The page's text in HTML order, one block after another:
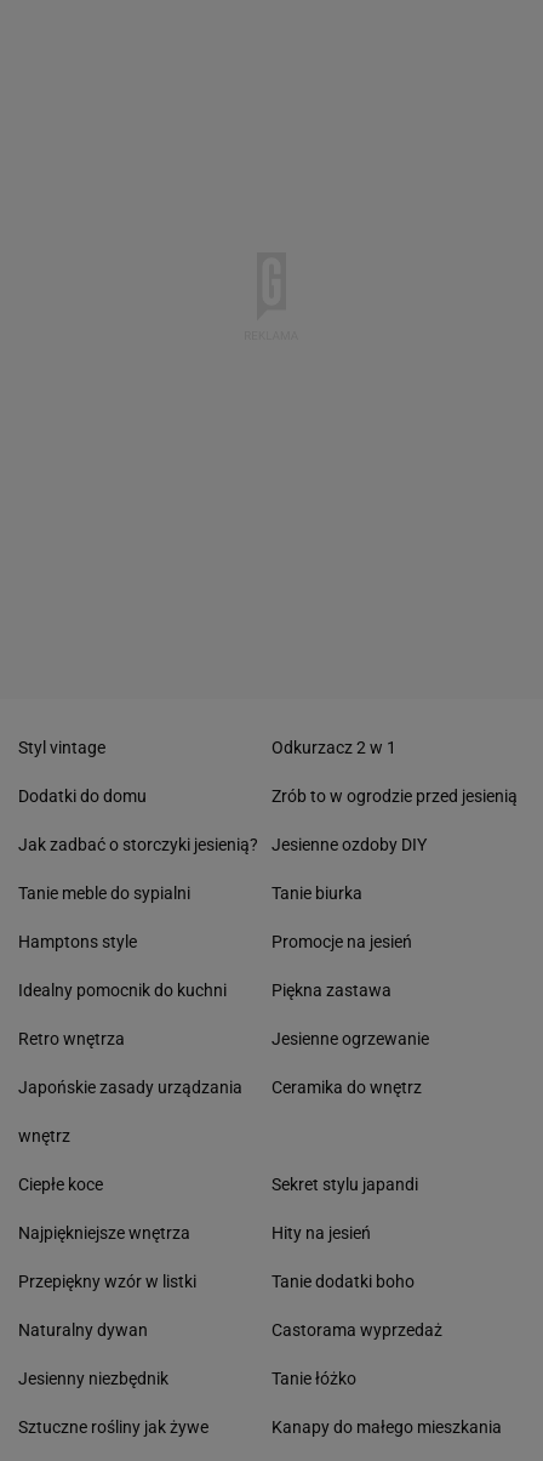
Styl vintage
Dodatki do domu
Jak zadbać o storczyki jesienią?
Tanie meble do sypialni
Hamptons style
Idealny pomocnik do kuchni
Retro wnętrza
Japońskie zasady urządzania
wnętrz
Odkurzacz 2 w 1
Zrób to w ogrodzie przed jesienią
Jesienne ozdoby DIY
Tanie biurka
Promocje na jesień
Piękna zastawa
Jesienne ogrzewanie
Ceramika do wnętrz
Ciepłe koce
Najpiękniejsze wnętrza
Przepiękny wzór w listki
Naturalny dywan
Jesienny niezbędnik
Sztuczne rośliny jak żywe
Sekret stylu japandi
Hity na jesień
Tanie dodatki boho
Castorama wyprzedaż
Tanie łóżko
Kanapy do małego mieszkania